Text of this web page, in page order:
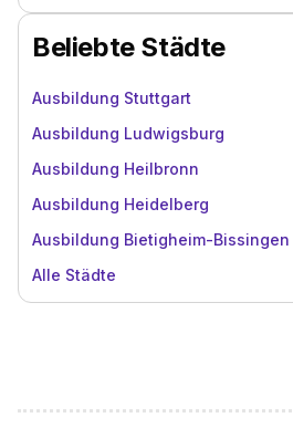
Beliebte Städte
Ausbildung Stuttgart
Ausbildung Ludwigsburg
Ausbildung Heilbronn
Ausbildung Heidelberg
Ausbildung Bietigheim-Bissingen
Alle Städte